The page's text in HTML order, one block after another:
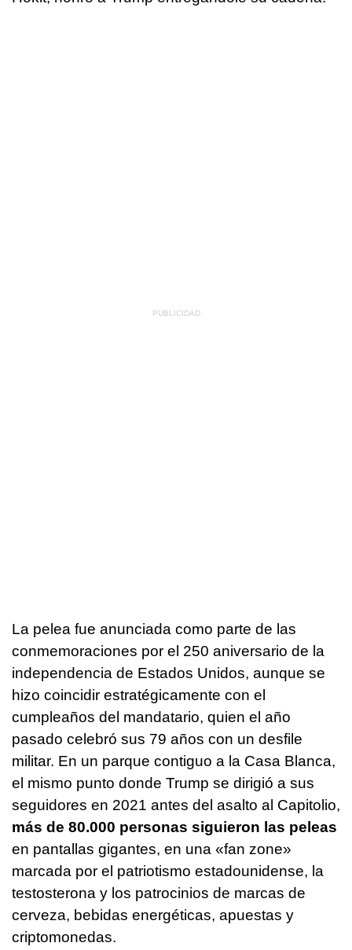
La pelea fue anunciada como parte de las
conmemoraciones por el 250 aniversario de la
independencia de Estados Unidos, aunque se
hizo coincidir estratégicamente con el
cumpleaños del mandatario, quien el año
pasado celebró sus 79 años con un desfile
militar. En un parque contiguo a la Casa Blanca,
el mismo punto donde Trump se dirigió a sus
seguidores en 2021 antes del asalto al Capitolio,
más de 80.000 personas siguieron las peleas
en pantallas gigantes, en una «fan zone»
marcada por el patriotismo estadounidense, la
testosterona y los patrocinios de marcas de
cerveza, bebidas energéticas, apuestas y
criptomonedas.